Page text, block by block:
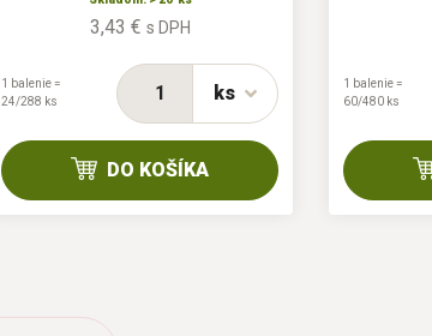
3,43 € s DPH
ks
1 balenie =
24/288 ks
DO KOŠÍKA
1 balenie =
60/480 ks